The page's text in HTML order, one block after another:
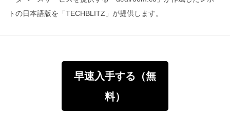
トの日本語版を「TECHBLITZ」が提供します。
早速入手する（無
料）